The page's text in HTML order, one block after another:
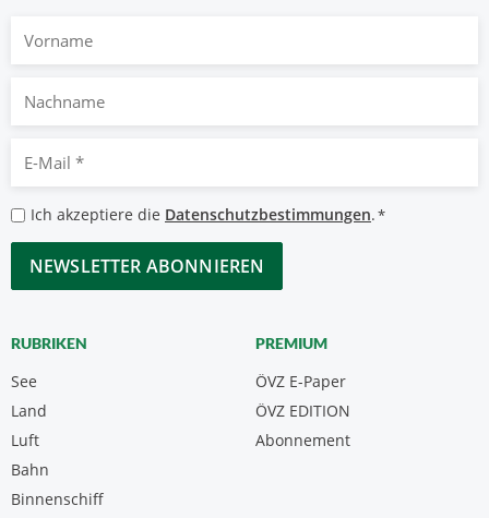
Nachname
Mail
*
Datenschutzbestimmungen
*
Ich akzeptiere die Datenschutzbestimmungen.*
CAPTCHA
RUBRIKEN
See
Land
Luft
Bahn
Binnenschiff
PREMIUM
ÖVZ E-Paper
Abonnement
ÖVZ EDITION